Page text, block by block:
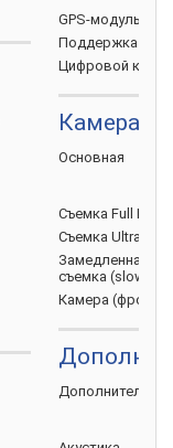
GPS-модуль
Поддержка
Цифровой
Камера
Основная
Съемка Full HD
Съемка Ultra HD
Замедленная
съемка (slow-
Камера
Дополнительно